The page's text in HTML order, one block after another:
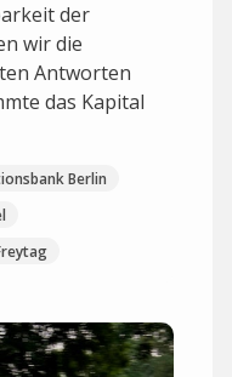
der
wir die
Antworten
das Kapital
Berlin